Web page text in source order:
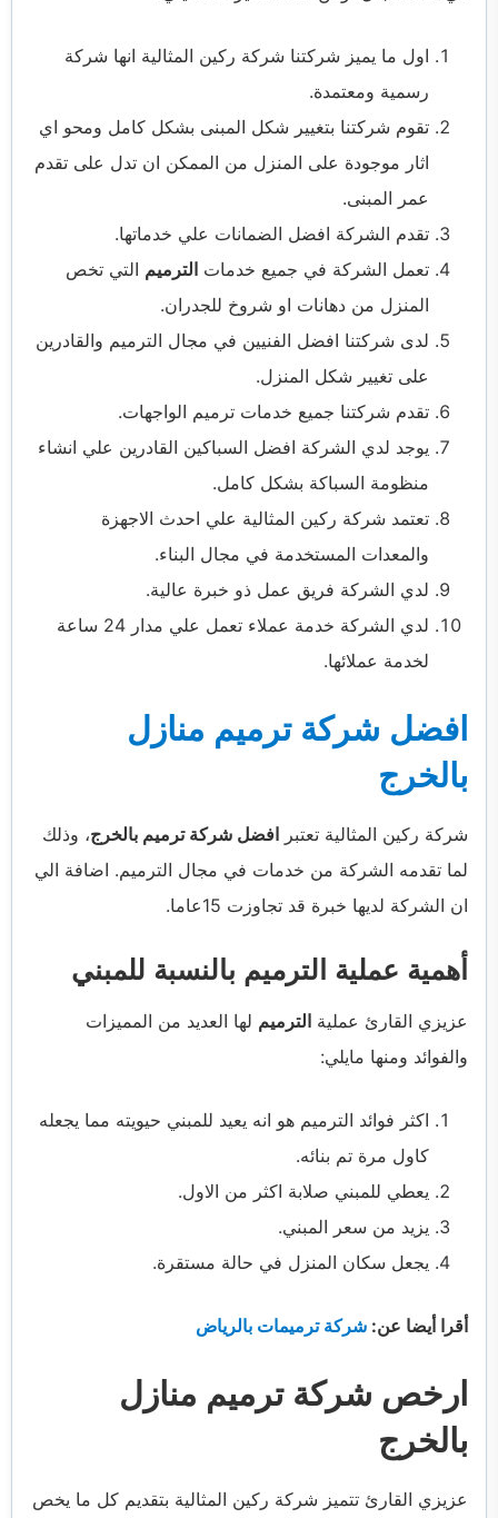
اول ما يميز شركتنا شركة ركين المثالية انها شركة
رسمية ومعتمدة.
تقوم شركتنا بتغيير شكل المبنى بشكل كامل ومحو اي
اثار موجودة على المنزل من الممكن ان تدل على تقدم
عمر المبنى.
تقدم الشركة افضل الضمانات علي خدماتها.
تعمل الشركة في جميع خدمات الترميم التي تخص
المنزل من دهانات او شروخ للجدران.
لدى شركتنا افضل الفنيين في مجال الترميم والقادرين
على تغيير شكل المنزل.
تقدم شركتنا جميع خدمات ترميم الواجهات.
يوجد لدي الشركة افضل السباكين القادرين علي انشاء
منظومة السباكة بشكل كامل.
تعتمد شركة ركين المثالية علي احدث الاجهزة
والمعدات المستخدمة في مجال البناء.
لدي الشركة فريق عمل ذو خبرة عالية.
لدي الشركة خدمة عملاء تعمل علي مدار 24 ساعة
لخدمة عملائها.
افضل شركة ترميم منازل
بالخرج
شركة ركين المثالية تعتبر افضل شركة ترميم بالخرج، وذلك
لما تقدمه الشركة من خدمات في مجال الترميم. اضافة الي
ان الشركة لديها خبرة قد تجاوزت 15عاما.
أهمية عملية الترميم بالنسبة للمبني
عزيزي القارئ عملية الترميم لها العديد من المميزات
والفوائد ومنها مايلي:
اكثر فوائد الترميم هو انه يعيد للمبني حيويته مما يجعله
كاول مرة تم بنائه.
يعطي للمبني صلابة اكثر من الاول.
يزيد من سعر المبني.
يجعل سكان المنزل في حالة مستقرة.
أقرا أيضا عن: شركة ترميمات بالرياض
ارخص شركة ترميم منازل
بالخرج
عزيزي القارئ تتميز شركة ركين المثالية بتقديم كل ما يخص